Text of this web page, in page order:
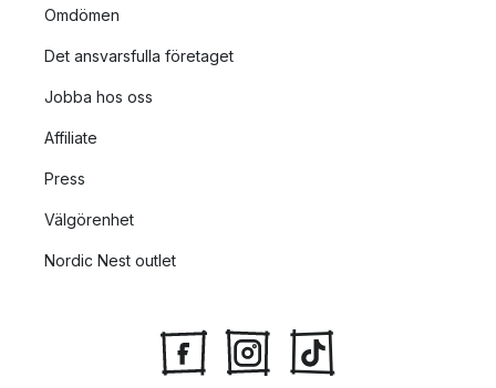
Omdömen
Det ansvarsfulla företaget
Jobba hos oss
Affiliate
Press
Välgörenhet
Nordic Nest outlet